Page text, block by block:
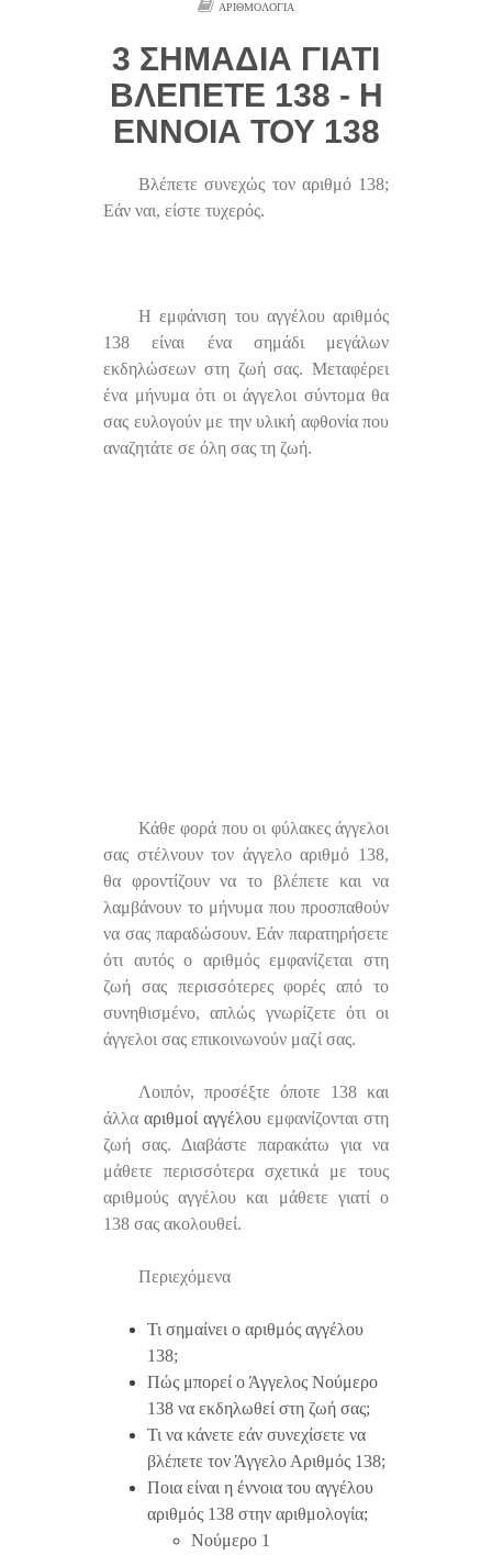
ΑΡΙΘΜΟΛΟΓΊΑ
3 ΣΗΜΆΔΙΑ ΓΙΑΤΊ
ΒΛΈΠΕΤΕ 138 - Η
ΈΝΝΟΙΑ ΤΟΥ 138
Βλέπετε συνεχώς τον αριθμό 138;
Εάν ναι, είστε τυχερός.
Η εμφάνιση του αγγέλου αριθμός
138 είναι ένα σημάδι μεγάλων
εκδηλώσεων στη ζωή σας. Μεταφέρει
ένα μήνυμα ότι οι άγγελοι σύντομα θα
σας ευλογούν με την υλική αφθονία που
αναζητάτε σε όλη σας τη ζωή.
Κάθε φορά που οι φύλακες άγγελοι
σας στέλνουν τον άγγελο αριθμό 138,
θα φροντίζουν να το βλέπετε και να
λαμβάνουν το μήνυμα που προσπαθούν
να σας παραδώσουν. Εάν παρατηρήσετε
ότι αυτός ο αριθμός εμφανίζεται στη
ζωή σας περισσότερες φορές από το
συνηθισμένο, απλώς γνωρίζετε ότι οι
άγγελοι σας επικοινωνούν μαζί σας.
Λοιπόν, προσέξτε όποτε 138 και
άλλα αριθμοί αγγέλου εμφανίζονται στη
ζωή σας. Διαβάστε παρακάτω για να
μάθετε περισσότερα σχετικά με τους
αριθμούς αγγέλου και μάθετε γιατί ο
138 σας ακολουθεί.
Περιεχόμενα
Τι σημαίνει ο αριθμός αγγέλου
138;
Πώς μπορεί ο Άγγελος Νούμερο
138 να εκδηλωθεί στη ζωή σας;
Τι να κάνετε εάν συνεχίσετε να
βλέπετε τον Άγγελο Αριθμός 138;
Ποια είναι η έννοια του αγγέλου
αριθμός 138 στην αριθμολογία;
Νούμερο 1